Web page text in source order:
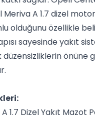
Meriva A 1.7 dizel
olduğunu özellikle
sayesinde yakıt
önüne
1.7 Dizel Yakıt Mazot